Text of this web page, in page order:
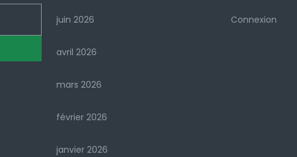
juin 2026
avril 2026
mars 2026
février 2026
janvier 2026
Connexion